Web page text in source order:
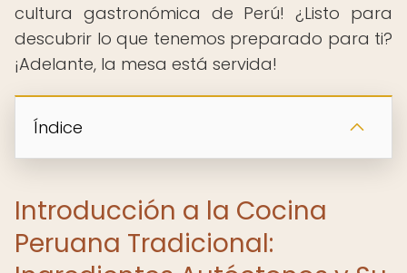
cultura gastronómica de Perú! ¿Listo para
descubrir lo que tenemos preparado para ti?
¡Adelante, la mesa está servida! ️
Índice
Introducción a la Cocina
Peruana Tradicional: